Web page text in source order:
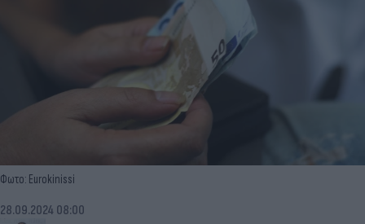
Φωτο: Eurokinissi
28.09.2024 08:00